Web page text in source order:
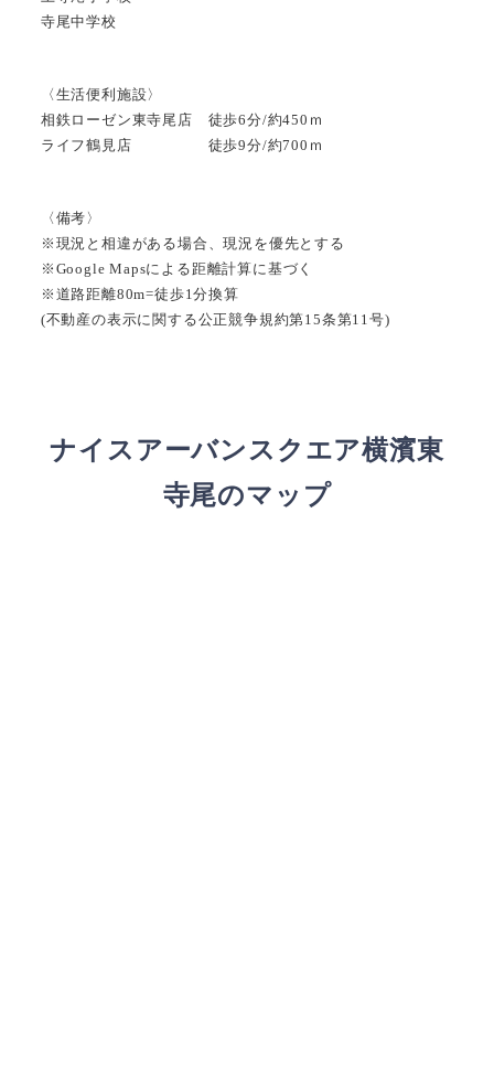
寺尾中学校
〈生活便利施設〉
相鉄ローゼン東寺尾店 徒歩6分/約450ｍ
ライフ鶴見店 徒歩9分/約700ｍ
〈備考〉
※現況と相違がある場合、現況を優先とする
※Google Mapsによる距離計算に基づく
※道路距離80m=徒歩1分換算
(不動産の表示に関する公正競争規約第15条第11号)
ナイスアーバンスクエア横濱東
寺尾のマップ